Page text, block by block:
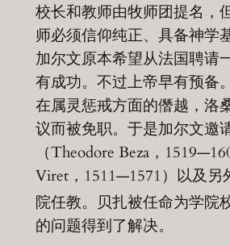
校长和教师由牧师团提名，
师必须信仰纯正、具备神学
加尔文原本希望从法国聘请
有成功。不过上帝早有预备
在属灵惩戒方面的僭越，洛
议而被免职。于是加尔文邀
（Theodore Beza，
Viret，1511—1571）以及另
院任教。贝扎被任命为学院校
的问题得到了解决。